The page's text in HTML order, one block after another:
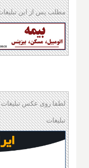
مطلب پس از این
لطفا روی عکس تبلیغات
تبلیغات